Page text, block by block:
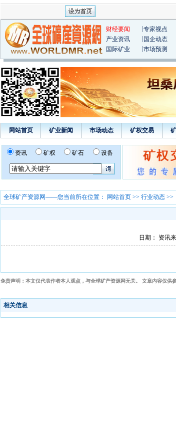
财经要闻 专家视点
产业资讯
国企动态
国际矿业
市场预测
网站首页 矿业新闻 市场动态 矿权交易
资讯 矿权 矿石 设备
全球矿产资源网——您当前所在位置： 网站首页 >> 行业动态 >>
日期： 资讯
免责声明：本文仅代表作者本人观点，与全球矿产资源网无关。 文章内容仅供
相关信息